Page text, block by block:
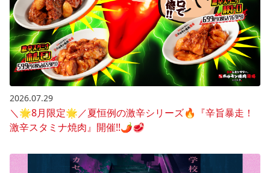
2026.07.29
＼🌟8月限定🌟／夏恒例の激辛シリーズ🔥『辛旨暴走！
激辛スタミナ焼肉』開催!!🌶️🥩